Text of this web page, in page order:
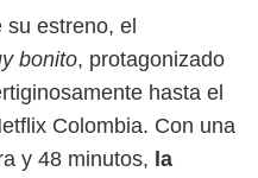
su estreno, el
bonito, protagonizado
hasta el
Colombia. Con una
y 48 minutos, la